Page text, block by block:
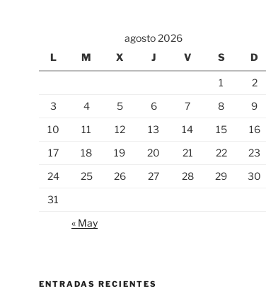
agosto 2026
L
M X J V S D
1
2
3
4 5 6 7 8
9
10
11 12 13 14 15
16
17
18 19 20 21 22
23
24
25 26 27 28 29
30
31
« May
ENTRADAS RECIENTES